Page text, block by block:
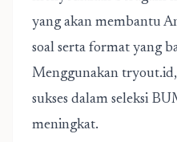
yang akan membantu
soal serta format yang
Menggunakan
sukses dalam seleksi
meningkat.